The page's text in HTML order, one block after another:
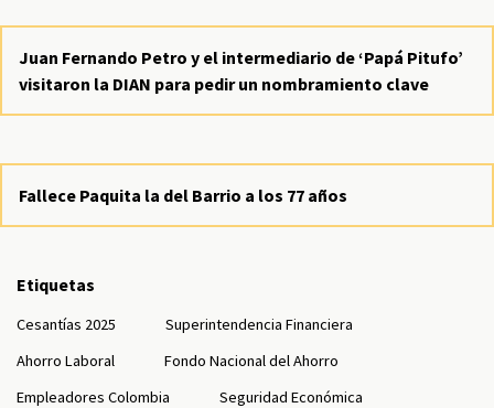
Juan Fernando Petro y el intermediario de ‘Papá Pitufo’
visitaron la DIAN para pedir un nombramiento clave
Fallece Paquita la del Barrio a los 77 años
Etiquetas
Cesantías 2025
Superintendencia Financiera
Ahorro Laboral
Fondo Nacional del Ahorro
Empleadores Colombia
Seguridad Económica